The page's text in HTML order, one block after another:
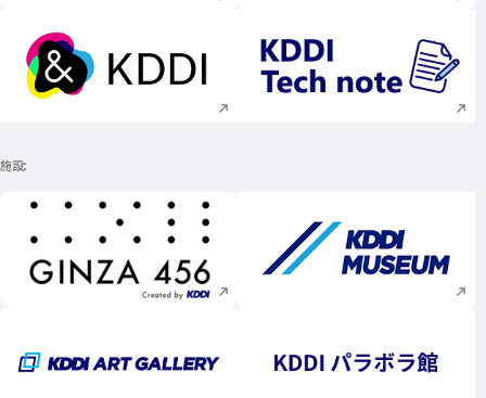
新規ウィンドウで開く 新規ウィンドウで
施設
新規ウィンドウで開く 新規ウィンドウで
新規ウィンドウで開く 新規ウィンドウで